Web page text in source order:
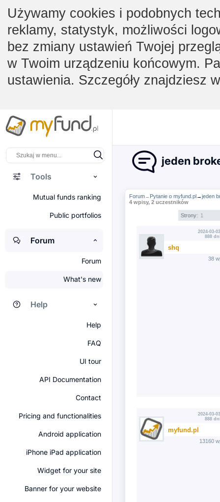
Używamy cookies i podobnych
reklamy, statystyk, możliwości
bez zmiany ustawień Twojej
w Twoim urządzeniu końcowym.
ustawienia. Szczegóły znajdziesz
Tools
Mutual funds ranking
Public portfolios
Forum
Forum
What's new
Help
Help
FAQ
UI tour
API Documentation
Contact
Pricing and functionalities
Android application
iPhone iPad application
Widget for your site
Banner for your website
jeden
Forum→ Pytanie o myfund.pl→jeden
4 wpisy, 2 uczestników
Strony: 1
2024-03-
888
shq
38
2024-03-
888
myfund.pl
13160